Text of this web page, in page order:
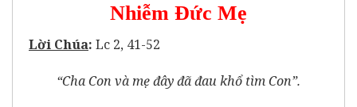
Nhiễm Đức Mẹ
Lời Chúa: Lc 2, 41-52
“Cha Con và mẹ đây đã đau khổ tìm Con”.